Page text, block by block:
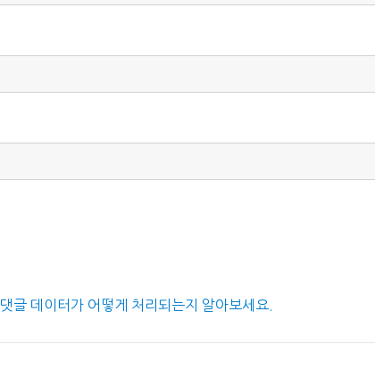
댓글 데이터가 어떻게 처리되는지 알아보세요.